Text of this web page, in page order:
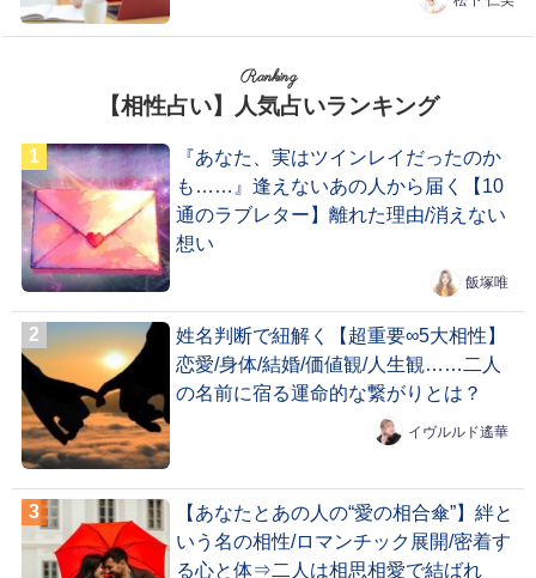
Ranking
【相性占い】人気占いランキング
『あなた、実はツインレイだったのか
も……』逢えないあの人から届く【10
通のラブレター】離れた理由/消えない
想い
飯塚唯
姓名判断で紐解く【超重要∞5大相性】
恋愛/身体/結婚/価値観/人生観……二人
の名前に宿る運命的な繋がりとは？
イヴルルド遙華
【あなたとあの人の“愛の相合傘”】絆と
いう名の相性/ロマンチック展開/密着す
る心と体⇒二人は相思相愛で結ばれ